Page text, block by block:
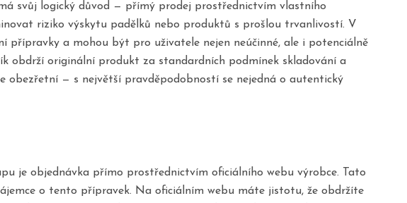
svůj logický důvod — přímý prodej prostřednictvím vlastního
riziko výskytu padělků nebo produktů s prošlou trvanlivostí. V
přípravky a mohou být pro uživatele nejen neúčinné, ale i potenciálně
obdrží originální produkt za standardních podmínek skladování a
— s největší pravděpodobností se nejedná o autentický
je objednávka přímo prostřednictvím oficiálního webu výrobce. Tato
o tento přípravek. Na oficiálním webu máte jistotu, že obdržíte